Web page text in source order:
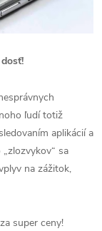
ľudí totiž
aplikácií a
sa
na zážitok,
super ceny!